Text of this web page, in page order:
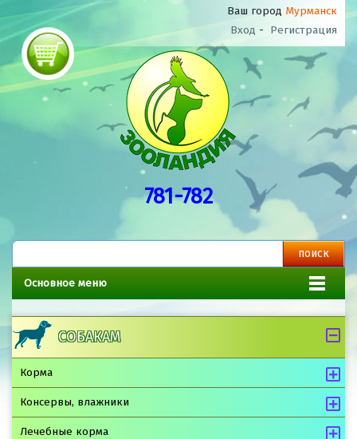
Ваш город Мурманск
Вход - Регистрация
781-782
Основное меню
СОБАКАМ
Корма
Консервы, влажники
Лечебные корма